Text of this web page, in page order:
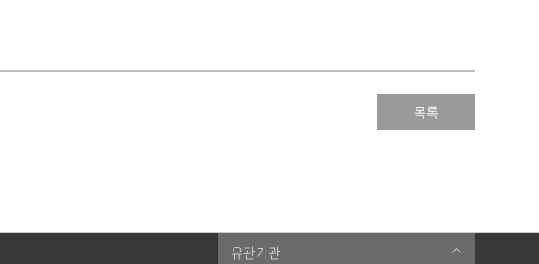
목록
유관기관